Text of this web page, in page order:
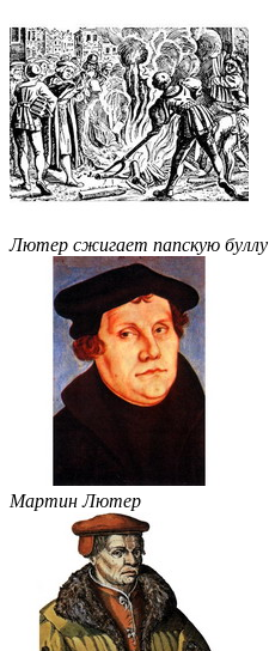
Лютер сжигает папскую буллу
Мартин Лютер